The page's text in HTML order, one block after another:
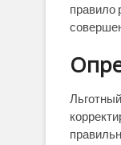
правило